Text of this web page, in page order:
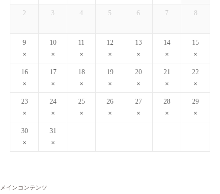
2 3 4 5 6 7 8
9 10 11 12 13 14 15
16 17 18 19 20 21 22
23 24 25 26 27 28 29
30 31
メインコンテンツ